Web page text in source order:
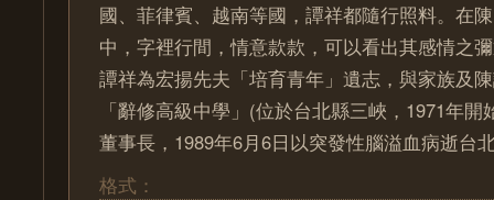
國、菲律賓、越南等國，譚祥都隨行照料。在
中，字裡行間，情意款款，可以看出其感情之
譚祥為宏揚先夫「培育青年」遺志，與家族及
「辭修高級中學」(位於台北縣三峽，1971年
董事長，1989年6月6日以突發性腦溢血病逝台
格式：